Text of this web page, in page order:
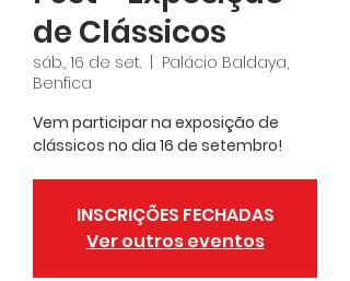
de Clássicos
sáb., 16 de set.
  |
Palácio Baldaya,
Benfica
Vem participar na exposição de
clássicos no dia 16 de setembro!
INSCRIÇÕES FECHADAS
Ver outros eventos